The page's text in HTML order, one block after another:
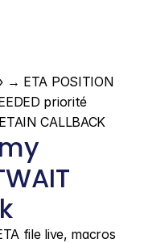
→ ETA POSITION
priorité
CALLBACK
file live, macros